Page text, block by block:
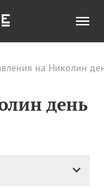
на Николин
день
Все
у западных